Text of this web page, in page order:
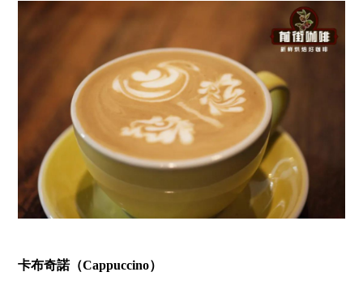
卡布奇諾（Cappuccino）